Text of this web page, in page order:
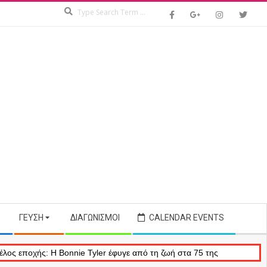
ΓΕΎΣΗ ΔΙΑΓΩΝΙΣΜΟΊ CALENDAR EVENTS
Tyler έφυγε από τη ζωή στα 75 της